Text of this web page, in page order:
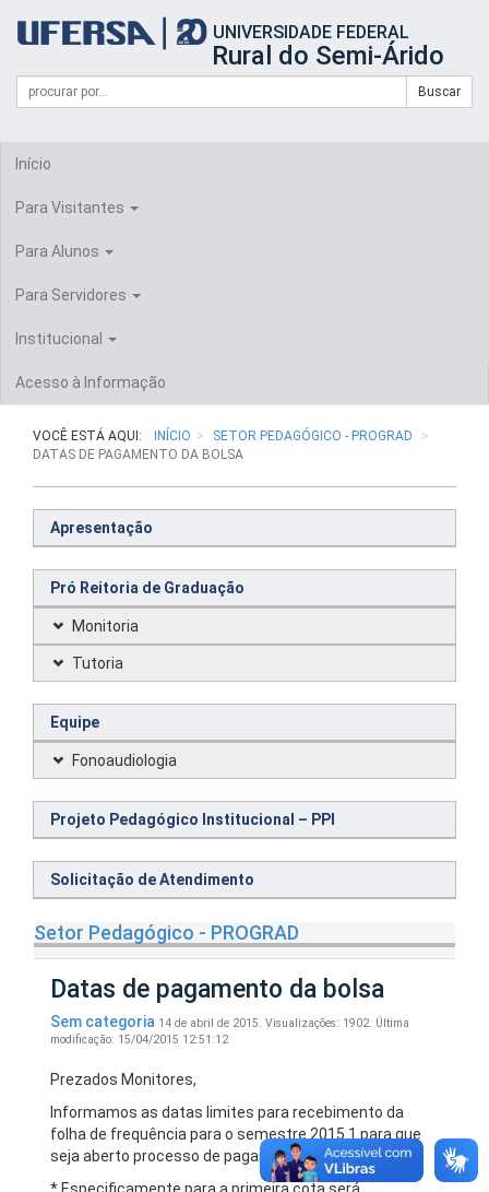
portal
UFERSA
UNIVERSIDADE FEDERAL
Rural do Semi-Árido
Formulário
Busca
Campo
de
Buscar
Início
Para Visitantes
Para Alunos
Para Servidores
Institucional
Acesso à Informação
VOCÊ ESTÁ AQUI: INÍCIO
SETOR PEDAGÓGICO - PROGRAD
DATAS DE PAGAMENTO DA BOLSA
Apresentação
Pró Reitoria de Graduação
Monitoria
Tutoria
Equipe
Fonoaudiologia
Projeto Pedagógico Institucional – PPI
Solicitação de Atendimento
Setor Pedagógico - PROGRAD
Datas de pagamento da bolsa
Sem categoria 14 de abril de 2015. Visualizações: 1902. Última
modificação: 15/04/2015 12:51:12
Prezados Monitores,
Informamos as datas limites para recebimento da
folha de frequência para o semestre 2015.1 para que
seja aberto processo de pagamento junto à DICAFI.